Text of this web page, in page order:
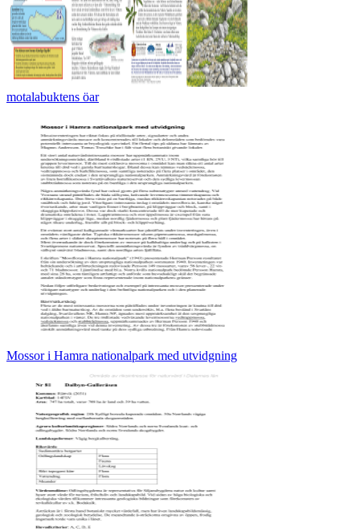
motalabuktens öar
Mossor i Hamra nationalpark med utvidgning